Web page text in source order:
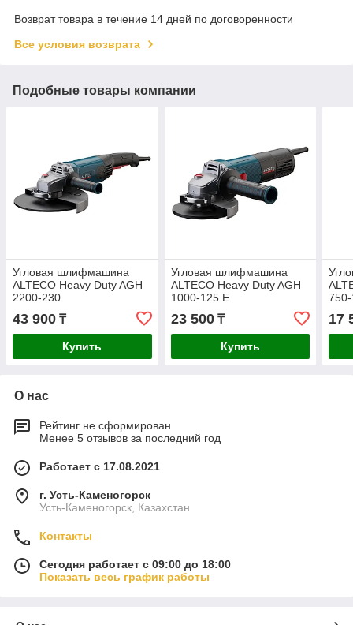
Возврат товара в течение 14 дней по договоренности
Все условия возврата
Подобные товары компании
Угловая шлифмашина
ALTECO Heavy Duty AGH
2200-230
43 900 ₸
Купить
Угловая шлифмашина
ALTECO Heavy Duty AGH
1000-125 E
23 500₸
Купить
17
О нас
Рейтинг не сформирован
Менее 5 отзывов за последний год
Работает с 17.08.2021
г. Усть-Каменогорск
Усть-Каменогорск, Казахстан
Контакты
Сегодня работает с 09:00 до 18:00
Показать весь график работы